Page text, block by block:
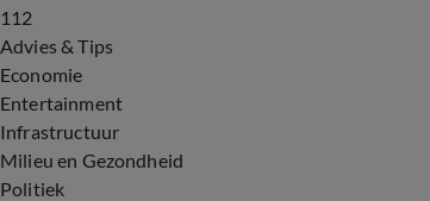
112
Advies & Tips
Economie
Entertainment
Infrastructuur
Milieu en Gezondheid
Politiek